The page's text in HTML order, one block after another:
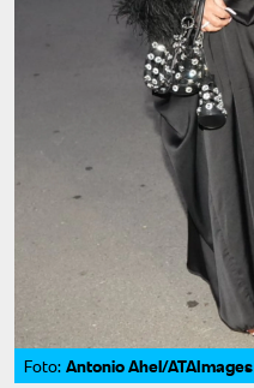
Foto: Antonio Ahel/ATAImages